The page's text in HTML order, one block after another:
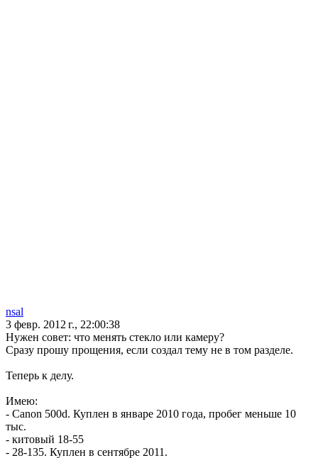
nsal
3 февр. 2012 г., 22:00:38
Нужен совет: что менять стекло или камеру?
Сразу прошу прощения, если создал тему не в том разделе.
Теперь к делу.
Имею:
- Canon 500d. Куплен в январе 2010 года, пробег меньше 10
тыс.
- китовый 18-55
- 28-135. Куплен в сентябре 2011.